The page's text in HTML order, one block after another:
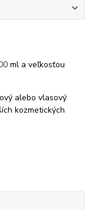
ml a veľkosťou
alebo vlasový
kozmetických